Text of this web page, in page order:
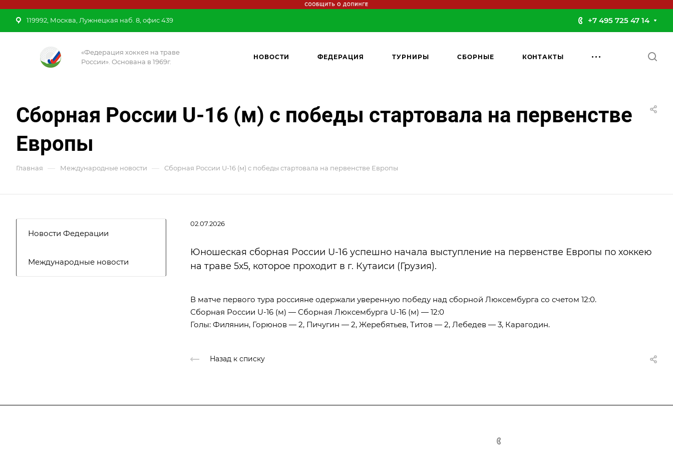
119992, Москва, Лужнецкая наб. 8, офис 439 +7 495 725 47 14
«Федерация хоккея на траве
России». Основана в 1969г.
НОВОСТИ ФЕДЕРАЦИЯ ТУРНИРЫ СБОРНЫЕ КОНТАКТЫ
Сборная России U-16 (м) с победы стартовала на первенстве
Европы
Главная — Международные новости — Сборная России U-16 (м) с победы стартовала на первенстве Европы
02.07.2026
Юношеская сборная России U-16 успешно начала выступление на первенстве Европы по хоккею
на траве 5х5, которое проходит в г. Кутаиси (Грузия).
В матче первого тура россияне одержали уверенную победу над сборной Люксембурга со счетом 12:0.
Сборная России U-16 (м) — Сборная Люксембурга U-16 (м) — 12:0
Голы: Филянин, Горюнов — 2, Пичугин — 2, Жеребятьев, Титов — 2, Лебедев — 3, Карагодин.
Назад к списку
Новости Федерации
Международные новости